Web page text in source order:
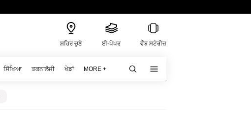
ਸ਼ਹਿਰ ਚੁਣੋ ਈ-ਪੇਪਰ ਵੈੱਬ ਸਟੋਰੀਜ਼
ਸਿੱਖਿਆ ਤਕਨਾਲੋਜੀ ਖੇਡਾਂ MORE +